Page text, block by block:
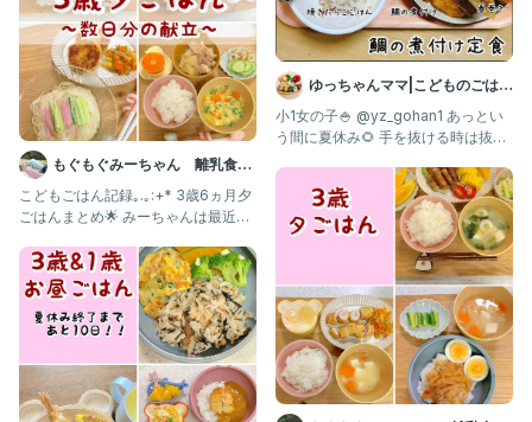
もぐもぐみーちゃん 離乳食・
幼児食記録
こどもごはん記録｡.｡:+* 3歳6ヵ月夕
ごはんまとめ🌟 みーちゃんは最近そ
ゆっちゃんママ|こどものごはん
×幼稚園べんとう
小1女の子🍚 @yz_gohan1 あっとい
う間に夏休み🌻 手を抜ける時は抜い